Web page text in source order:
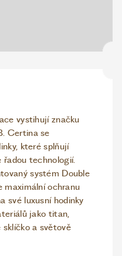
vystihují značku
Certina se
které splňují
řadou technologií.
systém Double
ochranu
své luxusní hodinky
jako titan,
sklíčko a světově